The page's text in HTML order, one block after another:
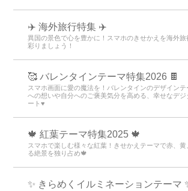
✈️ 海外旅行特集 ✈️
異国の景色で心を豊かに！スマホのきせかえを海外
彩りましょう！
🥰 バレンタインテーマ特集2026 🍫
スマホ画面に愛の魔法を！バレンタインのデザインテ
への想いや自分へのご褒美気分を高める、幸せなデジ
ート♥️
🍁 紅葉テーマ特集2025 🍁
スマホで楽しむ様々な紅葉！きせかえテーマで赤、黄
る絶景を独り占め🍁
✨️ きらめくイルミネーションテーマ